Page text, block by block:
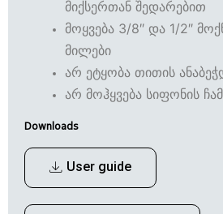
მიქსერთან შედარებით
მოყვება 3/8″ და 1/2″
მილები
არ ეტყობა თითის
არ მოჰყვება სიფონის
Downloads
User guide